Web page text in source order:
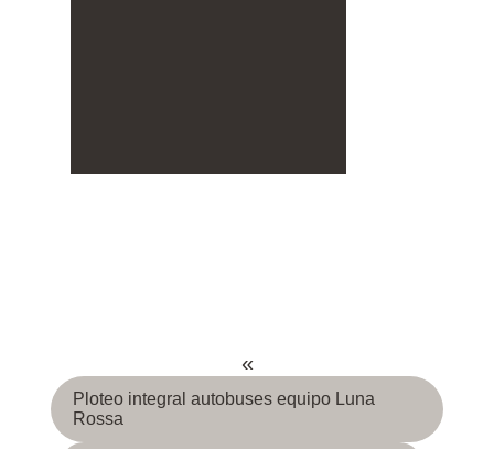
«
Ploteo integral autobuses equipo Luna
Rossa